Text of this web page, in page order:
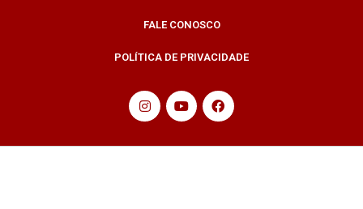
FALE CONOSCO
POLÍTICA DE PRIVACIDADE